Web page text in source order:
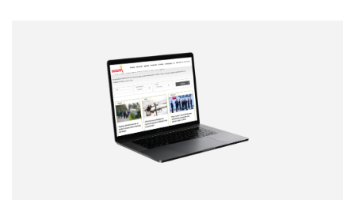
Correo electrónico
Tipo de comentario